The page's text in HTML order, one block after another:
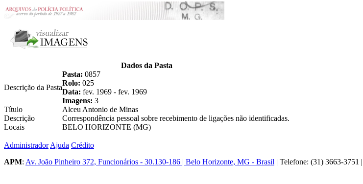
Dados da Pasta
Descrição da Pasta
Pasta: 0857
Rolo: 025
Data: fev. 1969 - fev. 1969
Imagens: 3
Título
Alceu Antonio de Minas
Descrição
Correspondência pessoal sobre recebimento de ligações não identificadas.
Locais
BELO HORIZONTE (MG)
Administrador Ajuda Crédito
APM: Av. João Pinheiro 372, Funcionários - 30.130-186 | Belo Horizonte, MG - Brasil | Telefone: (31) 3663-3751